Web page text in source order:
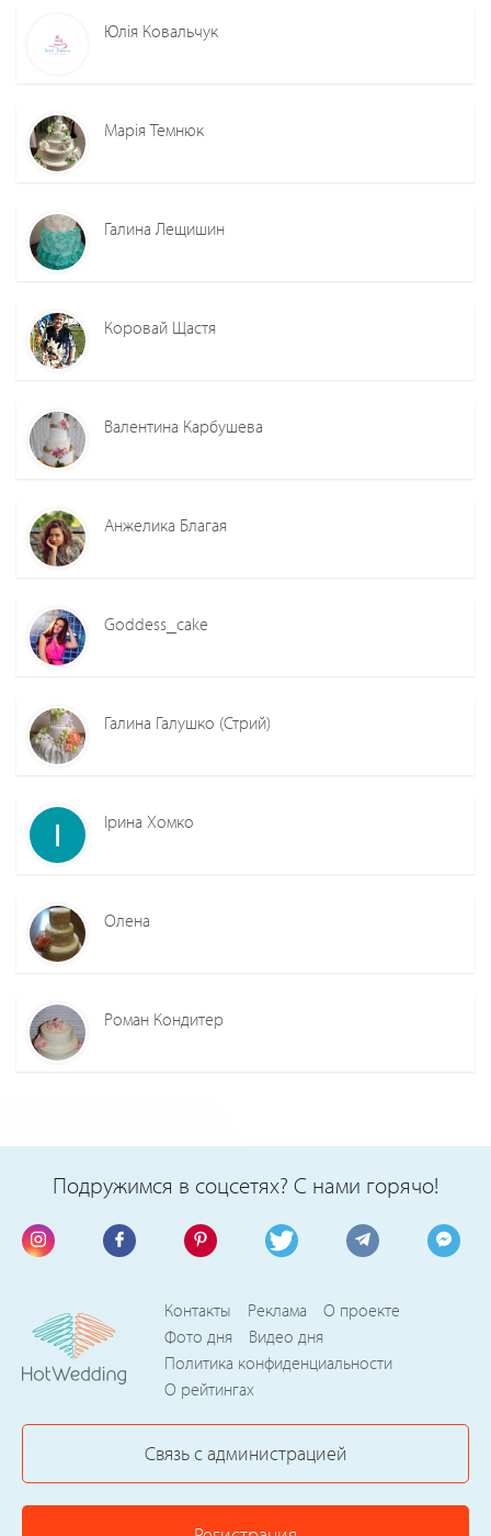
Юлія Ковальчук
Марія Темнюк
Галина Лещишин
Коровай Щастя
Валентина Карбушева
Анжелика Благая
Goddess_cake
Галина Галушко (Стрий)
Ірина Хомко
Олена
Роман Кондитер
Подружимся в соцсетях? С нами горячо!
Контакты Реклама
О проекте
Фото дня
Видео дня
Политика конфиденциальности
О рейтингах
Связь с администрацией